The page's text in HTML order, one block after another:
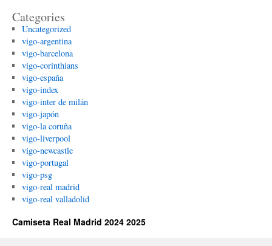
Categories
Uncategorized
vigo-argentina
vigo-barcelona
vigo-corinthians
vigo-españa
vigo-index
vigo-inter de milán
vigo-japón
vigo-la coruña
vigo-liverpool
vigo-newcastle
vigo-portugal
vigo-psg
vigo-real madrid
vigo-real valladolid
Camiseta Real Madrid 2024 2025